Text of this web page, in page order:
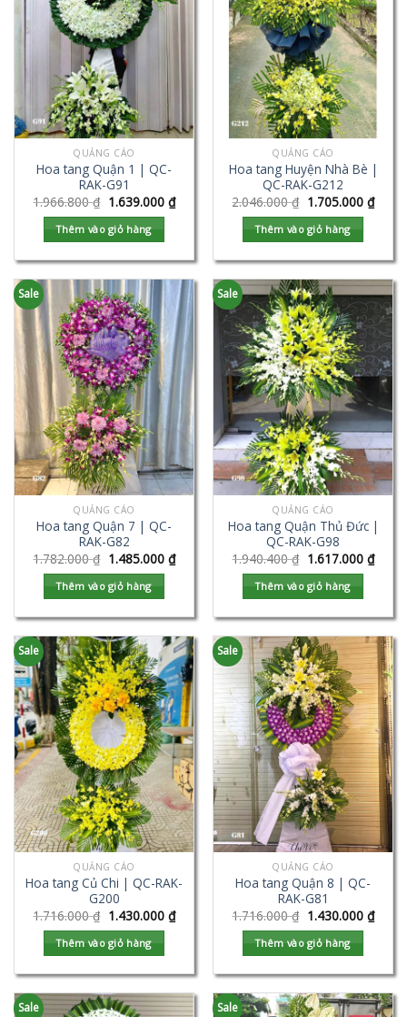
QUẢNG CÁO
Hoa tang Quận 1 | QC-
RAK-G91
1.966.800₫ 1.639.000 ₫
Thêm vào giỏ hàng
QUẢNG CÁO
Hoa tang Huyện Nhà Bè |
QC-RAK-G212
2.046.000₫ 1.705.000 ₫
Thêm vào giỏ hàng
Sale
QUẢNG CÁO
Hoa tang Quận 7 | QC-
RAK-G82
1.782.000₫ 1.485.000 ₫
Thêm vào giỏ hàng
Sale
QUẢNG CÁO
Hoa tang Quận Thủ Đức |
QC-RAK-G98
1.940.400₫ 1.617.000 ₫
Thêm vào giỏ hàng
Sale
QUẢNG CÁO
Hoa tang Củ Chi | QC-RAK-
G200
1.716.000₫ 1.430.000 ₫
Thêm vào giỏ hàng
Sale
QUẢNG CÁO
Hoa tang Quận 8 | QC-
RAK-G81
1.716.000₫ 1.430.000 ₫
Thêm vào giỏ hàng
Sale Sale